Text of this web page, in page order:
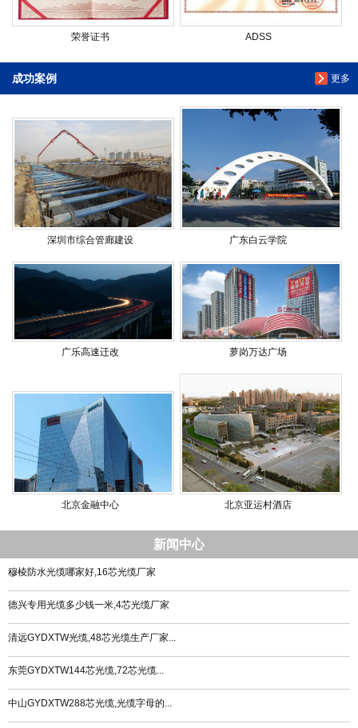
荣誉证书 ADSS
更多
成功案例
深圳市综合管廊建设 广东白云学院
广乐高速迁改 萝岗万达广场
北京金融中心 北京亚运村酒店
新闻中心
穆棱防水光缆哪家好,16芯光缆厂家
德兴专用光缆多少钱一米,4芯光缆厂家
清远GYDXTW光缆,48芯光缆生产厂家...
东莞GYDXTW144芯光缆,72芯光缆...
中山GYDXTW288芯光缆,光缆字母的...